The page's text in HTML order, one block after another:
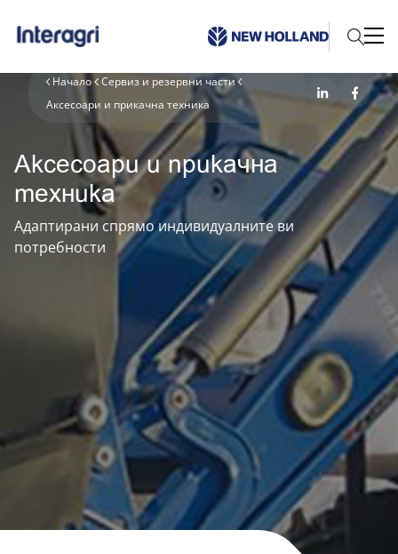
Начало Сервиз и резервни части
Аксесоари и прикачна техника
Аксесоари и прикачна
техника
Адаптирани спрямо индивидуалните ви
потребности